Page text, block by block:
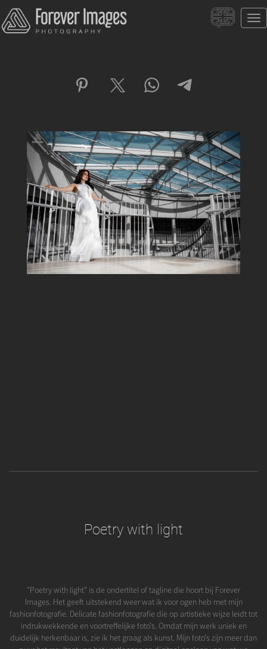
Poetry with light
"Poetry with light" is de ondertitel of tagline die hoort bij Forever
Images. Het geeft uitstekend weer wat ik voor ogen heb met mijn
fashionfotografie. Delicate fashionfotografie die op artistieke wijze leidt tot
indrukwekkende en voortreffelijke foto's. Omdat mijn werk uniek en
duidelijk herkenbaar is, zie ik het graag als kunst. Mijn foto's zijn meer dan